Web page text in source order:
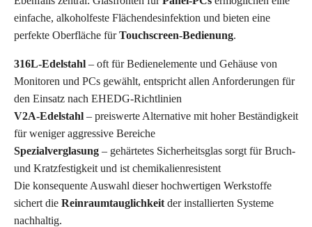
einfache, alkoholfeste Flächendesinfektion und bieten eine
perfekte Oberfläche fürTouchscreen-Bedienung.
316L-Edelstahl – oft für Bedienelemente und Gehäuse von
Monitoren und PCs gewählt, entspricht allen Anforderungen für
den Einsatz nach EHEDG-Richtlinien
V2A-Edelstahl – preiswerte Alternative mit hoher Beständigkeit
für weniger aggressive Bereiche
Spezialverglasung – gehärtetes Sicherheitsglas sorgt für Bruch-
und Kratzfestigkeit und ist chemikalienresistent
Die konsequente Auswahl dieser hochwertigen Werkstoffe
sichert die Reinraumtauglichkeit der installierten Systeme
nachhaltig.